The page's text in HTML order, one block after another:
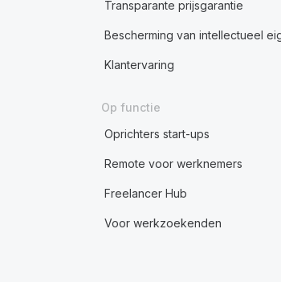
Transparante prijsgarantie
Bescherming van intellectueel
Klantervaring
Op functie
Oprichters start-ups
Remote voor werknemers
Freelancer Hub
Voor werkzoekenden